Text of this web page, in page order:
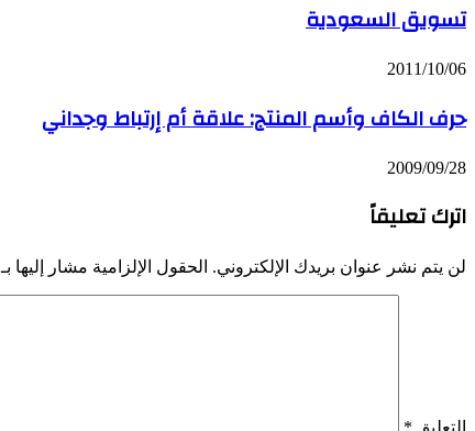
تسويق السعودية
2011/10/06
حرف الكاف وأسم المنتج: علاقة أم إرتباط وجداني
2009/09/28
اترك تعليقاً
لن يتم نشر عنوان بريدك الإلكتروني. الحقول الإلزامية مشار إليها بـ
التعليق *